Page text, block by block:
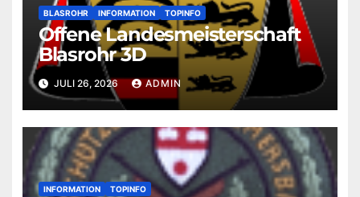
BLASROHR INFORMATION TOPINFO
Offene Landesmeisterschaft
Blasrohr 3D
JULI 26, 2026 ADMIN
INFORMATION TOPINFO